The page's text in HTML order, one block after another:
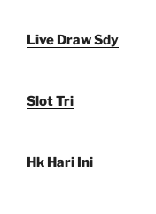
Live Draw Sdy
Slot Tri
Hk Hari Ini